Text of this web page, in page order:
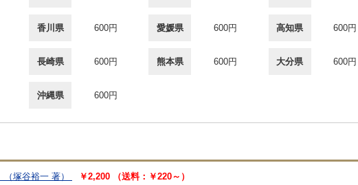
香川県 600円 愛媛県 600円 高知県 600円
長崎県 600円 熊本県 600円 大分県 600円
沖縄県 600円
（塚谷裕一 著）
￥2,200 （送料：￥220～）